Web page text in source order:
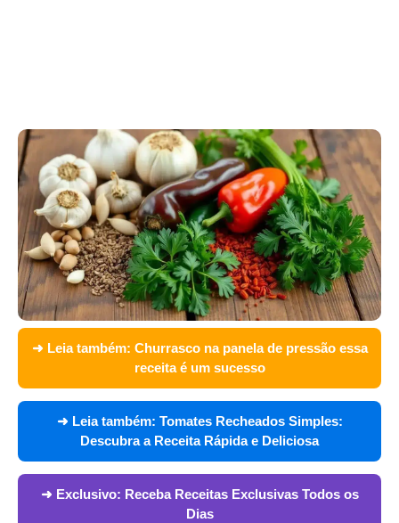
➜ Leia também: Churrasco na panela de pressão essa
receita é um sucesso
➜ Leia também: Tomates Recheados Simples:
Descubra a Receita Rápida e Deliciosa
➜ Exclusivo: Receba Receitas Exclusivas Todos os
Dias